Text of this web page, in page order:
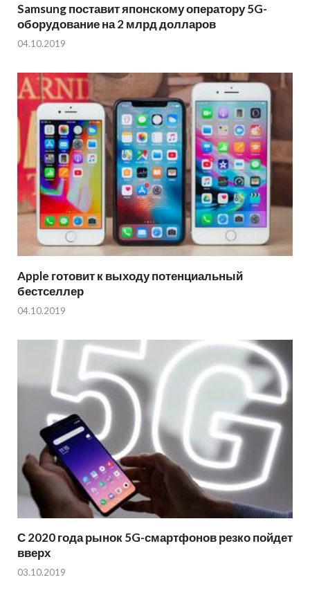
Samsung поставит японскому оператору 5G-
оборудование на 2 млрд долларов
04.10.2019
Apple готовит к выходу потенциальный
бестселлер
04.10.2019
С 2020 года рынок 5G-смартфонов резко пойдет
вверх
03.10.2019